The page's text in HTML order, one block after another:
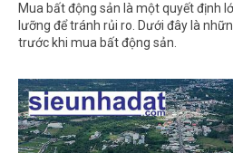
Mua bất động sản là một quyết định
lưỡng để tránh rủi ro. Dưới đây là
trước khi mua bất động sản.